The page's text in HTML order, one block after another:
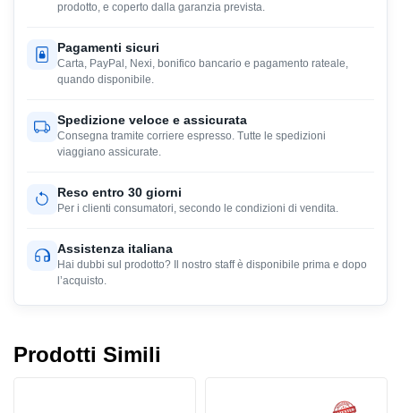
prodotto, e coperto dalla garanzia prevista.
Pagamenti sicuri
Carta, PayPal, Nexi, bonifico bancario e pagamento rateale,
quando disponibile.
Spedizione veloce e assicurata
Consegna tramite corriere espresso. Tutte le spedizioni
viaggiano assicurate.
Reso entro 30 giorni
Per i clienti consumatori, secondo le condizioni di vendita.
Assistenza italiana
Hai dubbi sul prodotto? Il nostro staff è disponibile prima e dopo
l’acquisto.
Prodotti Simili